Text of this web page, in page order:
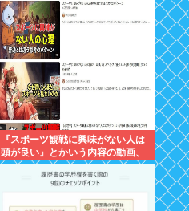
『スポーツ観戦に興味がない人は
頭が良い』とかいう内容の動画、
何故か日本人に大受けしてバズり
まくるwww